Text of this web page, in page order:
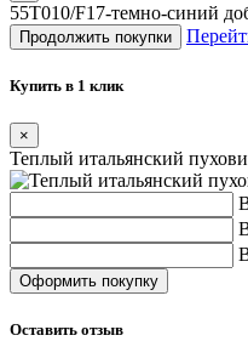
55T010/F17-темно-синий
Продолжить покупки
Купить в 1 клик
×
Теплый итальянский
Оставить отзыв